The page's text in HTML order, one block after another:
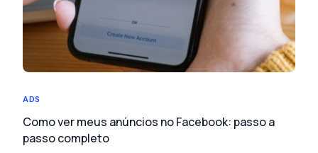
ADS
Como ver meus anúncios no Facebook: passo a
passo completo